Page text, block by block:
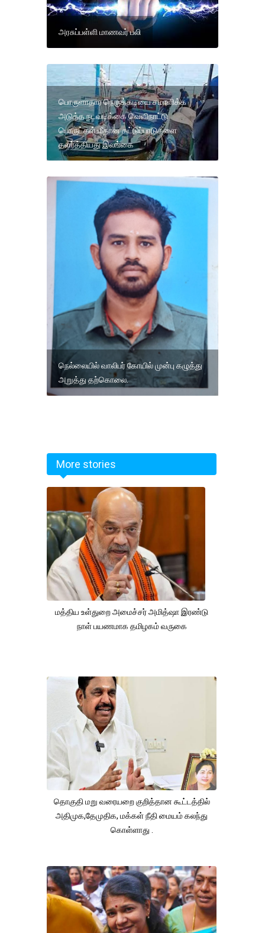
அரசுப்பள்ளி மாணவர் பலி
பொருளாதார நெருக்கடியை சமாளிக்க
அடுத்த நடவடிக்கை வெளிநாட்டு
பொருட்கள் மீதான கட்டுப்பாடுகளை
தளர்த்தியது இலங்கை
நெல்லையில் வாலிபர் கோயில் முன்பு கழுத்து
அறுத்து தற்கொலை.
More stories
மத்திய உள்துறை அமைச்சர் அமித்ஷா இரண்டு
நாள் பயணமாக தமிழகம் வருகை
தொகுதி மறு வரையறை குறித்தான கூட்டத்தில்
அதிமுக,தேமுதிக, மக்கள் நீதி மையம் கலந்து
கொள்ளாது .